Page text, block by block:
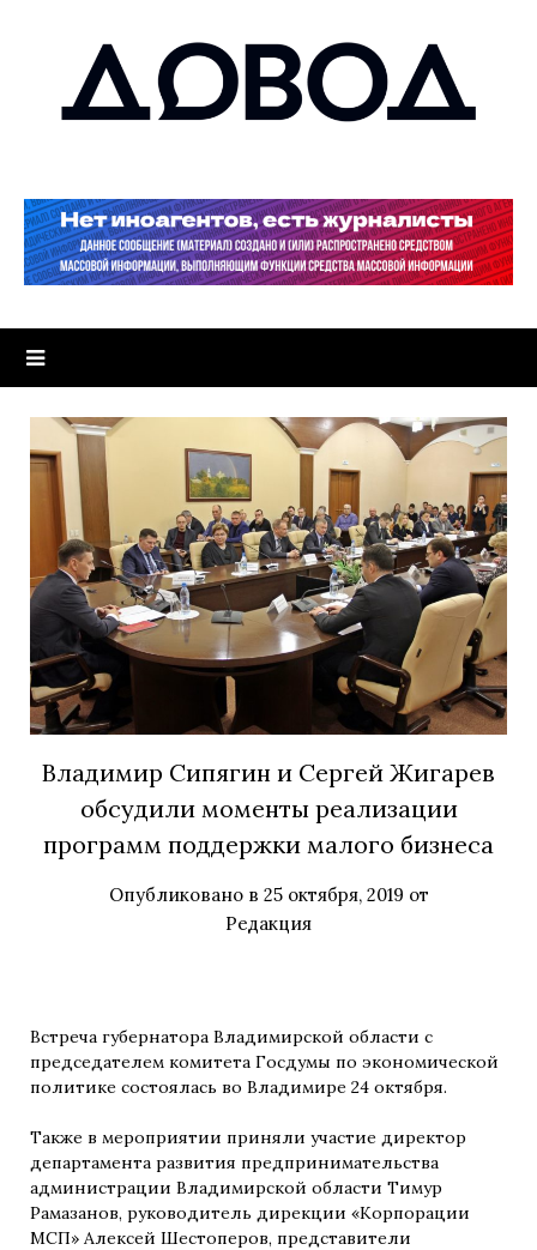
Владимир Сипягин и Сергей Жигарев
обсудили моменты реализации
программ поддержки малого бизнеса
Опубликовано в 25 октября, 2019 от
Редакция
Встреча губернатора Владимирской области с
председателем комитета Госдумы по экономической
политике состоялась во Владимире 24 октября.
Также в мероприятии приняли участие директор
департамента развития предпринимательства
администрации Владимирской области Тимур
Рамазанов, руководитель дирекции «Корпорации
МСП» Алексей Шестоперов, представители